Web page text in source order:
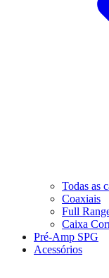
Todas as
Coaxiais
Full
Caixa
Pré-Amp SPG
Acessórios